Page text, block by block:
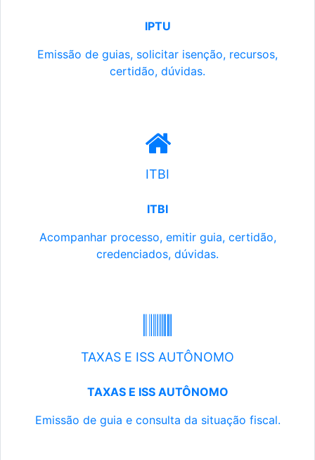
IPTU
Emissão de guias, solicitar isenção, recursos,
certidão, dúvidas.
ITBI
ITBI
Acompanhar processo, emitir guia, certidão,
credenciados, dúvidas.
TAXAS E ISS AUTÔNOMO
TAXAS E ISS AUTÔNOMO
Emissão de guia e consulta da situação fiscal.